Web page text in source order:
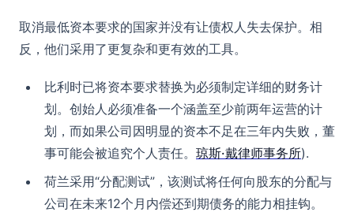
取消最低资本要求的国家并没有让债权人失去保护。相
反，他们采用了更复杂和更有效的工具。
比利时已将资本要求替换为必须制定详细的财务计
划。创始人必须准备一个涵盖至少前两年运营的计
划，而如果公司因明显的资本不足在三年内失败，董
事可能会被追究个人责任。 琼斯·戴律师事务所).
荷兰采用“分配测试”，该测试将任何向股东的分配与
公司在未来12个月内偿还到期债务的能力相挂钩。